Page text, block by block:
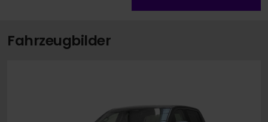
Fahrzeugbilder